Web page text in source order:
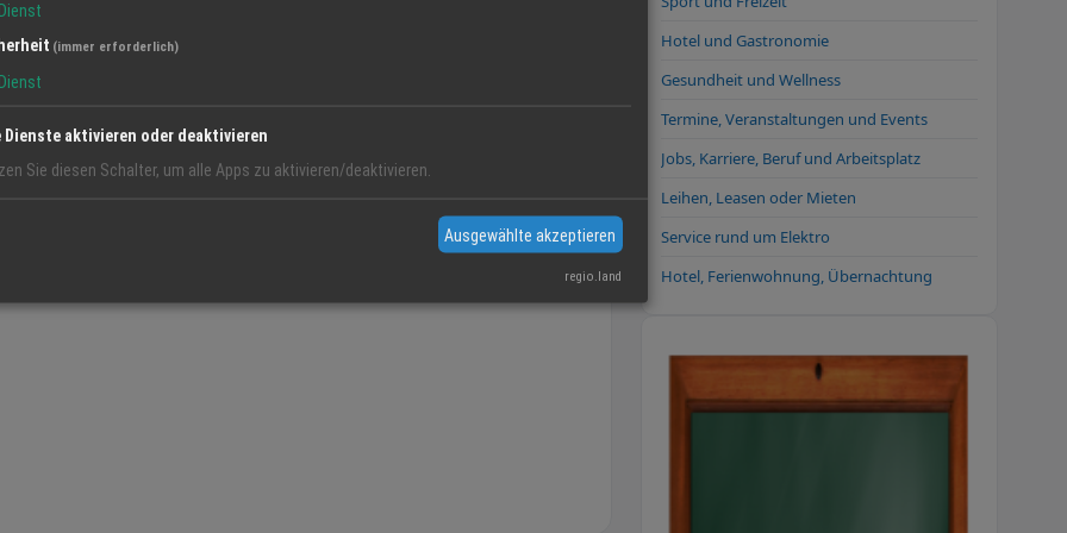
(AB) unter 07802-7010030.
Joe Winterhalter, Rolf Schneider, Josef Wilhelm, Brigitte Gutmann
nach rechts:
Blödt, Joe Winterhalter,
Josef Wilhelm,
Hotel und Gastronomie
Gesundheit und Wellness
Termine, Veranstaltungen und Events
Jobs, Karriere, Beruf und Arbeitsplatz
Leihen, Leasen oder Mieten
Service rund um Elektro
Hotel, Ferienwohnung, Übernachtung
Dienst
(immer erforderlich)
Dienst
Dienste aktivieren oder deaktivieren
Sie diesen Schalter, um alle Apps zu aktivieren/deaktivieren.
Ausgewählte akzeptieren
regio.land